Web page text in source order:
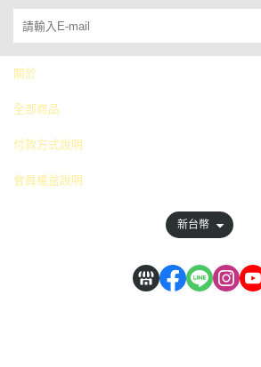
關於
全部商品
付款方式說明
會員權益說明
新台幣